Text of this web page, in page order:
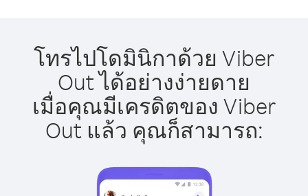
โทรไปโดมินิกาด้วย Viber
Out ได้อย่างง่ายดาย
เมื่อคุณมีเครดิตของ Viber
Out แล้ว คุณก็สามารถ: